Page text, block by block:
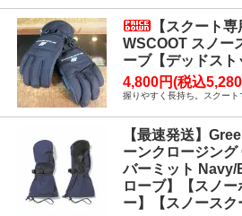
【スクート
WSCOOT スノー
ーブ【デッドスト
4,800円(税込
握りやすく長持ち。スクー
【最速発送】
ーンクロージン
バーミット
ローブ】【スノ
ー】【スノースク